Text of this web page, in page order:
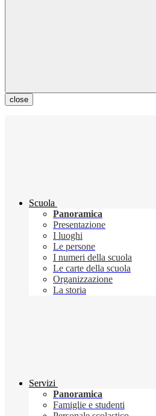
close
Scuola
Panoramica
Presentazione
I luoghi
Le persone
I numeri della scuola
Le carte della scuola
Organizzazione
La storia
Servizi
Panoramica
Famiglie e studenti